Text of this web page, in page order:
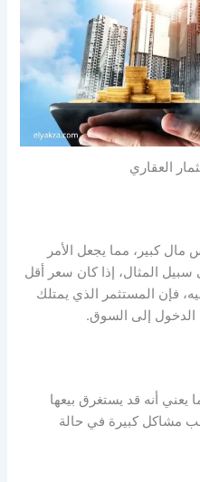
العقاري
مال كبير، مما يجعل الأمر
المثال، إذا كان سعر أقل
فإن المستثمر الذي يمتلك
يعني أنه قد يستغرق بيعها
مشاكل كبيرة في حالة